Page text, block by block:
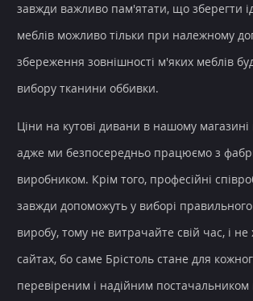
завжди важливо пам'ятати, що зберегти
меблів можливо тільки при належному
збереження зовнішності м'яких меблів
вибору тканини оббивки.
Ціни на кутові дивани в нашому магазині
адже ми безпосередньо працюємо з
виробником. Крім того, професійні
завжди допоможуть у виборі
виробу, тому не витрачайте свій час, і не
сайтах, бо саме Брістоль стане для
перевіреним і надійним